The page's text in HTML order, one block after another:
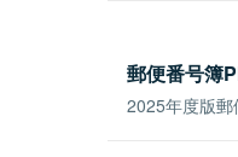
郵便番号簿
2025年度版郵